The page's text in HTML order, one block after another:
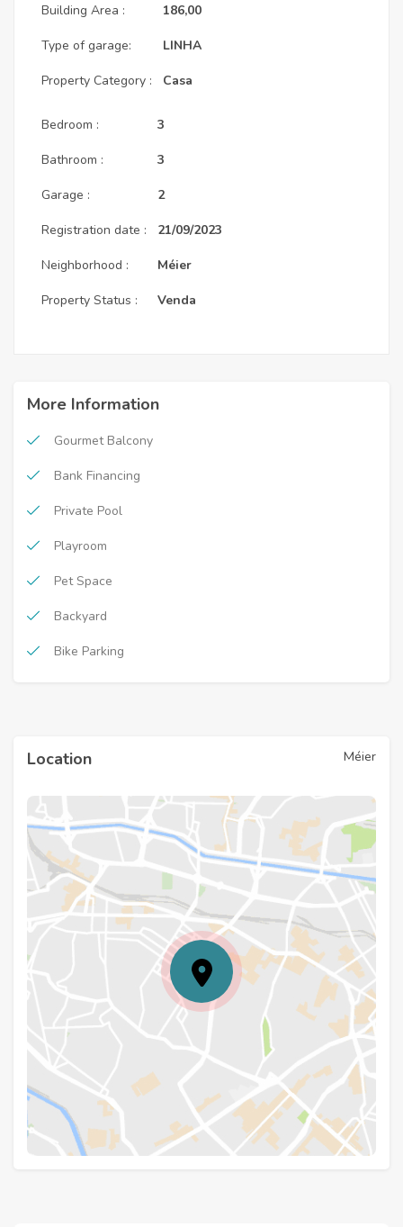
Building Area :
Type of garage:
Property Category :
186,00
LINHA
Casa
Bedroom :
Bathroom :
Garage :
Registration date :
Neighborhood :
Property Status :
3
3
2
21/09/2023
Méier
Venda
More Information
Gourmet Balcony
Bank Financing
Private Pool
Playroom
Pet Space
Backyard
Bike Parking
Location Méier